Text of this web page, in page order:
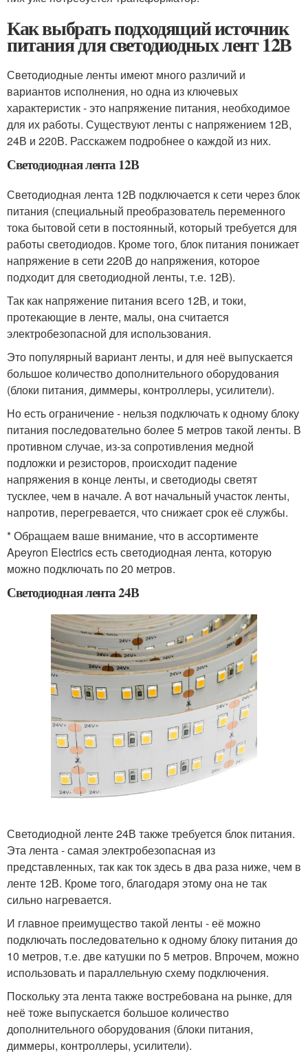
Как выбрать подходящий источник
питания для светодиодных лент 12В
Светодиодные ленты имеют много различий и
вариантов исполнения, но одна из ключевых
характеристик - это напряжение питания, необходимое
для их работы. Существуют ленты с напряжением 12В,
24В и 220В. Расскажем подробнее о каждой из них.
Светодиодная лента 12В
Светодиодная лента 12В подключается к сети через блок
питания (специальный преобразователь переменного
тока бытовой сети в постоянный, который требуется для
работы светодиодов. Кроме того, блок питания понижает
напряжение в сети 220В до напряжения, которое
подходит для светодиодной ленты, т.е. 12В).
Так как напряжение питания всего 12В, и токи,
протекающие в ленте, малы, она считается
электробезопасной для использования.
Это популярный вариант ленты, и для неё выпускается
большое количество дополнительного оборудования
(блоки питания, диммеры, контроллеры, усилители).
Но есть ограничение - нельзя подключать к одному блоку
питания последовательно более 5 метров такой ленты. В
противном случае, из-за сопротивления медной
подложки и резисторов, происходит падение
напряжения в конце ленты, и светодиоды светят
тусклее, чем в начале. А вот начальный участок ленты,
напротив, перегревается, что снижает срок её службы.
* Обращаем ваше внимание, что в ассортименте
Apeyron Electrics есть светодиодная лента, которую
можно подключать по 20 метров.
Светодиодная лента 24В
Светодиодной ленте 24В также требуется блок питания.
Эта лента - самая электробезопасная из
представленных, так как ток здесь в два раза ниже, чем в
ленте 12В. Кроме того, благодаря этому она не так
сильно нагревается.
И главное преимущество такой ленты - её можно
подключать последовательно к одному блоку питания до
10 метров, т.е. две катушки по 5 метров. Впрочем, можно
использовать и параллельную схему подключения.
Поскольку эта лента также востребована на рынке, для
неё тоже выпускается большое количество
дополнительного оборудования (блоки питания,
диммеры, контроллеры, усилители).